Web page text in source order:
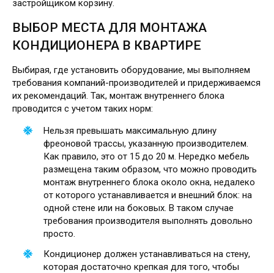
застройщиком корзину.
ВЫБОР МЕСТА ДЛЯ МОНТАЖА
КОНДИЦИОНЕРА В КВАРТИРЕ
Выбирая, где установить оборудование, мы выполняем
требования компаний-производителей и придерживаемся
их рекомендаций. Так, монтаж внутреннего блока
проводится с учетом таких норм:
Нельзя превышать максимальную длину
фреоновой трассы, указанную производителем.
Как правило, это от 15 до 20 м. Нередко мебель
размещена таким образом, что можно проводить
монтаж внутреннего блока около окна, недалеко
от которого устанавливается и внешний блок: на
одной стене или на боковых. В таком случае
требования производителя выполнять довольно
просто.
Кондиционер должен устанавливаться на стену,
которая достаточно крепкая для того, чтобы